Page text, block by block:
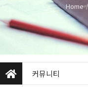
Home
커뮤니티